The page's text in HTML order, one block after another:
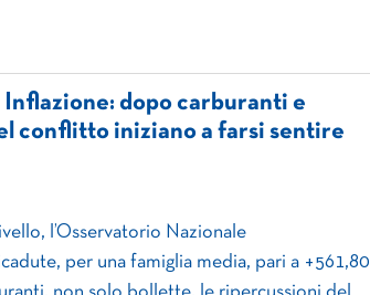
Inflazione: dopo carburanti e
conflitto iniziano a farsi sentire
l’Osservatorio Nazionale
per una famiglia media, pari a +561,80